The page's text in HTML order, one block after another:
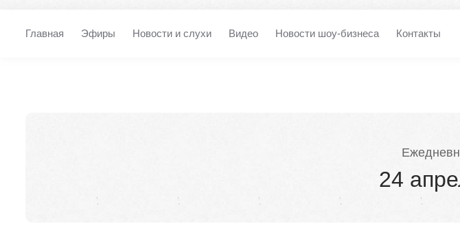
Главная Эфиры Новости и слухи Видео Новости шоу-бизнеса Контакты
24